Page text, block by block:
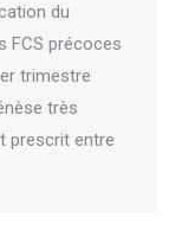
du
FCS précoces
trimestre
très
prescrit entre